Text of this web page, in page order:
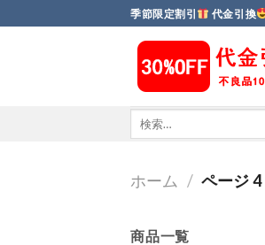
to
季節限定割引 代金引換
ホーム / ページ 4
商品一覧